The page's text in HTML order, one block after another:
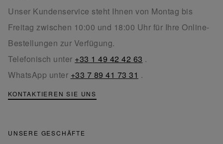
Unser Kundenservice steht Ihnen von Montag bis
Freitag zwischen 10:00 und 18:00 Uhr für Ihre Online-
Bestellungen zur Verfügung.
Telefonisch unter +33 1 49 42 42 63 .
WhatsApp unter +33 7 89 41 73 31 .
KONTAKTIEREN SIE UNS
UNSERE GESCHÄFTE